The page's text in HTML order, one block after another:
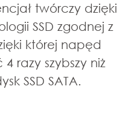
twórczy dzięki
SSD zgodnej z
której napęd
razy szybszy niż
SSD SATA.